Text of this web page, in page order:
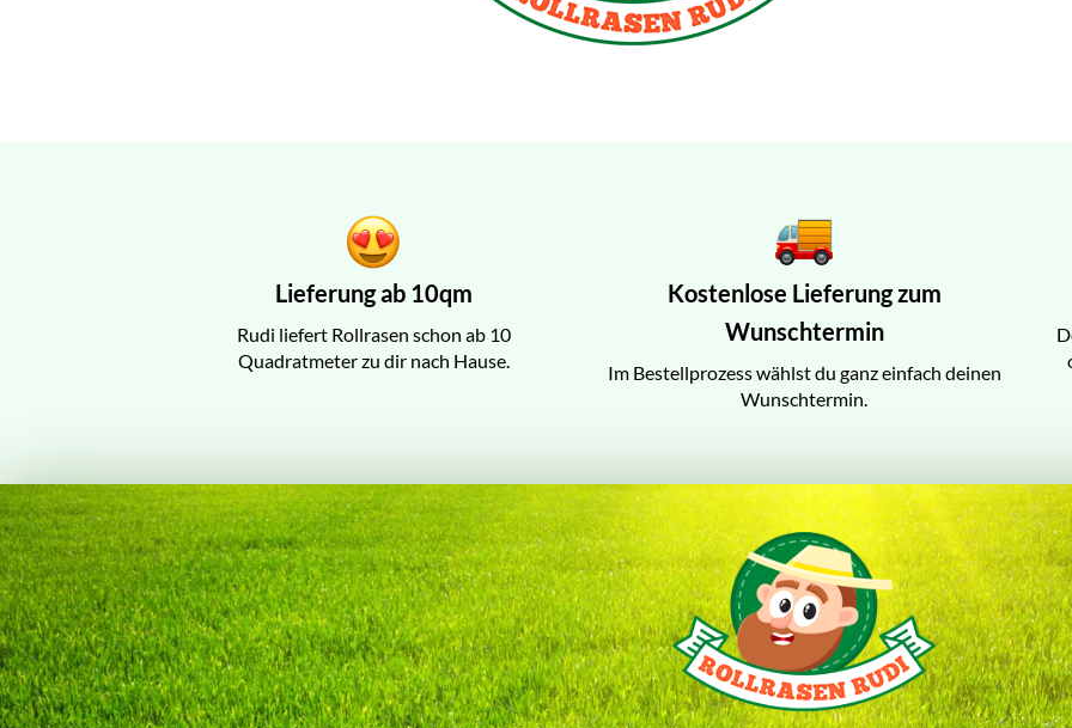
Lieferung ab 10qm
Rudi liefert Rollrasen schon ab 10
Quadratmeter zu dir nach Hause.
Kostenlose Lieferung zum
Wunschtermin
Im Bestellprozess wählst du ganz einfach deinen
Wunschtermin.